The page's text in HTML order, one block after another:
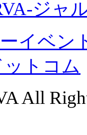
ジャ
イベン
トコム
All